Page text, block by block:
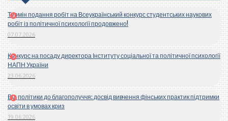
Термін подання робіт на Всеукраїнський конкурс студентських наукових
робіт із політичної психології продовжено!
07.07.2026
Конкурс на посаду директора Інституту соціальної та політичної психології
НАПН України
23.06.2026
Від політики до благополуччя: досвід вивчення фінських практик підтримки
освіти в умовах криз
19.06.2026